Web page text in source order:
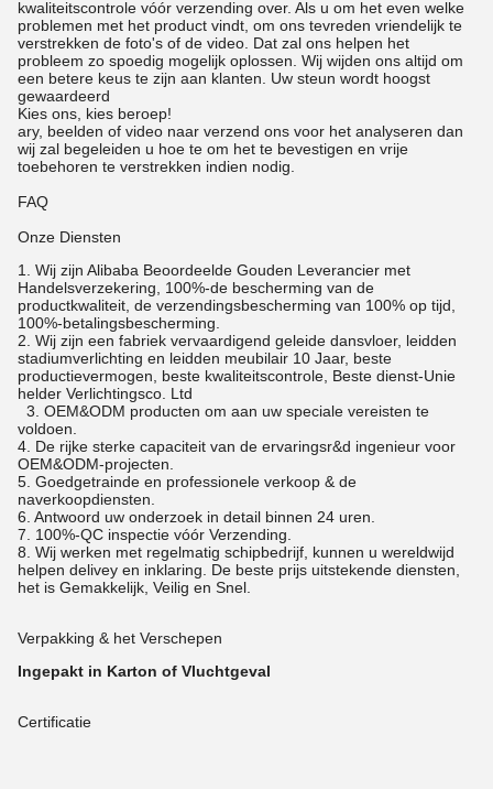
kwaliteitscontrole vóór verzending over. Als u om het even welke
problemen met het product vindt, om ons tevreden vriendelijk te
verstrekken de foto's of de video. Dat zal ons helpen het
probleem zo spoedig mogelijk oplossen. Wij wijden ons altijd om
een betere keus te zijn aan klanten. Uw steun wordt hoogst
gewaardeerd
Kies ons, kies beroep!
ary, beelden of video naar verzend ons voor het analyseren dan
wij zal begeleiden u hoe te om het te bevestigen en vrije
toebehoren te verstrekken indien nodig.
FAQ
Onze Diensten
1. Wij zijn Alibaba Beoordeelde Gouden Leverancier met
Handelsverzekering, 100%-de bescherming van de
productkwaliteit, de verzendingsbescherming van 100% op tijd,
100%-betalingsbescherming.
2. Wij zijn een fabriek vervaardigend geleide dansvloer, leidden
stadiumverlichting en leidden meubilair 10 Jaar, beste
productievermogen, beste kwaliteitscontrole, Beste dienst-Unie
helder Verlichtingsco. Ltd
3. OEM&ODM producten om aan uw speciale vereisten te
voldoen.
4. De rijke sterke capaciteit van de ervaringsr&d ingenieur voor
OEM&ODM-projecten.
5. Goedgetrainde en professionele verkoop & de
naverkoopdiensten.
6. Antwoord uw onderzoek in detail binnen 24 uren.
7. 100%-QC inspectie vóór Verzending.
8. Wij werken met regelmatig schipbedrijf, kunnen u wereldwijd
helpen delivey en inklaring. De beste prijs uitstekende diensten,
het is Gemakkelijk, Veilig en Snel.
Verpakking & het Verschepen
Ingepakt in Karton of Vluchtgeval
Certificatie